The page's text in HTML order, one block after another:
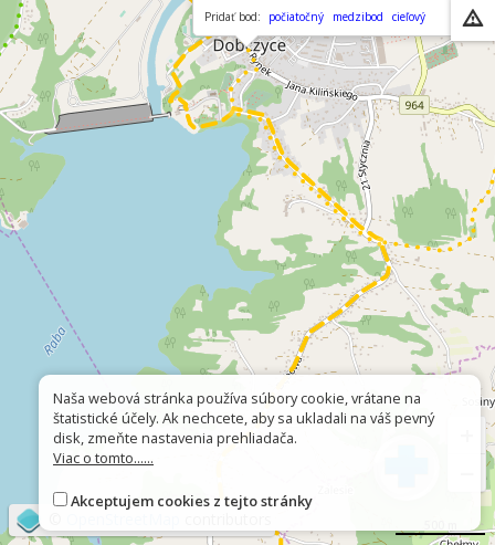
Pridať bod: počiatočný medzibod cieľový
Naša webová stránka používa súbory cookie, vrátane na
štatistické účely. Ak nechcete, aby sa ukladali na váš pevný
disk, zmeňte nastavenia prehliadača.
Viac o tomto......
Akceptujem cookies z tejto stránky